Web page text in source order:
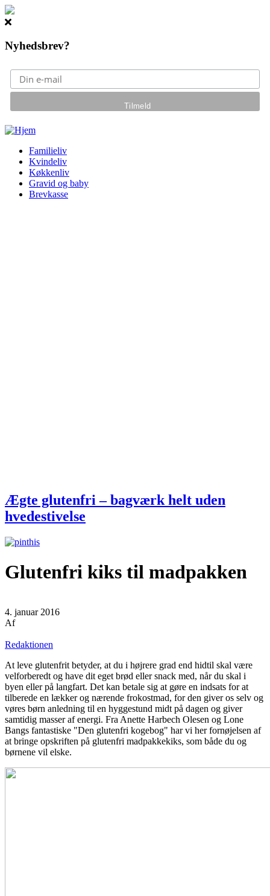
Nyhedsbrev?
Gå til hovedindhold
Familieliv
Kvindeliv
Køkkenliv
Gravid og baby
Brevkasse
Ægte glutenfri – bagværk helt uden
hvedestivelse
Glutenfri kiks til madpakken
4. januar 2016
Af
Redaktionen
At leve glutenfrit betyder, at du i højrere grad end hidtil skal være
velforberedt og have dit eget brød eller snack med, når du skal i
byen eller på langfart. Det kan betale sig at gøre en indsats for at
tilberede en lækker og nærende frokostmad, for den giver os selv og
vøres børn anledning til en hyggestund midt på dagen og giver
samtidig masser af energi. Fra Anette Harbech Olesen og Lone
Bangs fantastiske "Den glutenfri kogebog" har vi her fornøjelsen af
at bringe opskriften på glutenfri madpakkekiks, som både du og
børnene vil elske.